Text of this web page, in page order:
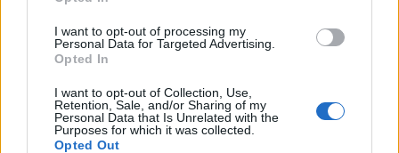
I want to opt-out of processing my
Personal Data for Targeted Advertising.
Opted In
I want to opt-out of Collection, Use,
Retention, Sale, and/or Sharing of my
Personal Data that Is Unrelated with the
Purposes for which it was collected.
Opted Out